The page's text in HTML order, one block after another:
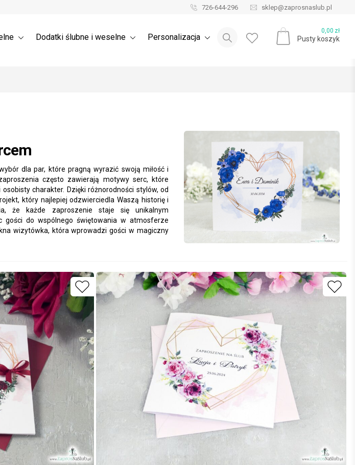
726-644-296 sklep@zaprosnaslub.pl
Dodatki ślubne i weselne Personalizacja
0,00 zł
Pusty koszyk
Blog ślubny
dla par, które pragną wyrazić swoją miłość i
często zawierają motywy serc, które
charakter. Dzięki różnorodności stylów, od
który najlepiej odzwierciedla Waszą historię i
że każde zaproszenie staje się unikalnym
gości do wspólnego świętowania w atmosferze
wizytówka, która wprowadzi gości w magiczny